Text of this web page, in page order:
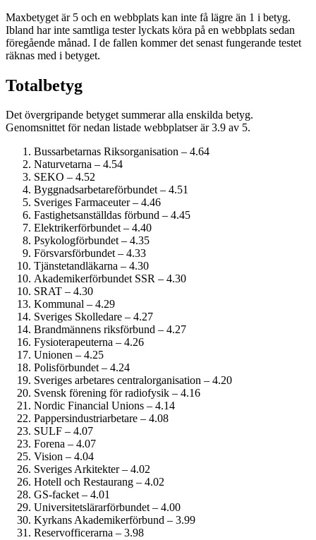
Maxbetyget är 5 och en webbplats kan inte få lägre än 1 i betyg.
Ibland har inte samtliga tester lyckats köra på en webbplats sedan
föregående månad. I de fallen kommer det senast fungerande testet
räknas med i betyget.
Totalbetyg
Det övergripande betyget summerar alla enskilda betyg.
Genomsnittet för nedan listade webbplatser är 3.9 av 5.
Bussarbetarnas Riksorganisation – 4.64
Naturvetarna – 4.54
SEKO – 4.52
Byggnadsarbetare­förbundet – 4.51
Sveriges Farmaceuter – 4.46
Fastighets­anställdas förbund – 4.45
Elektriker­förbundet – 4.40
Psykolog­förbundet – 4.35
Försvarsförbundet – 4.33
Tjänstetandläkarna – 4.30
Akademiker­förbundet SSR – 4.30
SRAT – 4.30
Kommunal – 4.29
Sveriges Skolledare – 4.27
Brandmännens riksförbund – 4.27
Fysioterapeuterna – 4.26
Unionen – 4.25
Polisförbundet – 4.24
Sveriges arbetares centralorganisation – 4.20
Svensk förening för radiofysik – 4.16
Nordic Financial Unions – 4.14
Pappersindustri­arbetare – 4.08
SULF – 4.07
Forena – 4.07
Vision – 4.04
Sveriges Arkitekter – 4.02
Hotell och Restaurang – 4.02
GS-facket – 4.01
Universitetslärar­förbundet – 4.00
Kyrkans Akademikerförbund – 3.99
Reservofficerarna – 3.98